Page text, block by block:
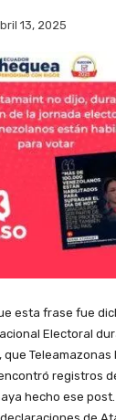
13, 2025
esta frase fue
Electoral
registros
hecho ese